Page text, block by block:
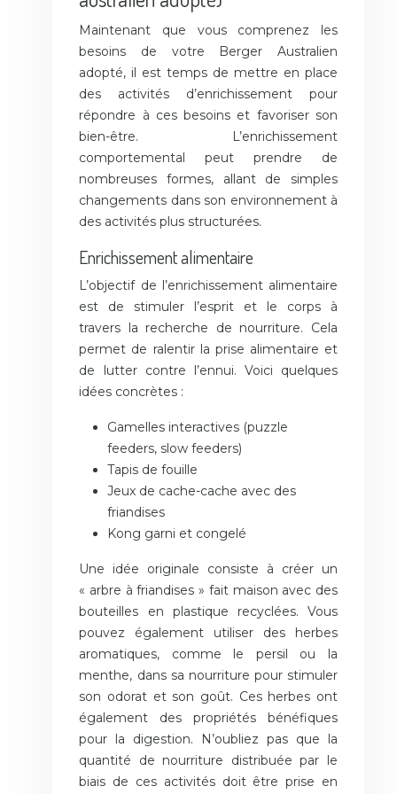
Maintenant que vous comprenez les
besoins de votre Berger Australien
adopté, il est temps de mettre en place
des activités d’enrichissement pour
répondre à ces besoins et favoriser son
bien-être. L’enrichissement
comportemental peut prendre de
nombreuses formes, allant de simples
changements dans son environnement à
des activités plus structurées.
Enrichissement alimentaire
L’objectif de l’enrichissement alimentaire
est de stimuler l’esprit et le corps à
travers la recherche de nourriture. Cela
permet de ralentir la prise alimentaire et
de lutter contre l’ennui. Voici quelques
idées concrètes :
Gamelles interactives (puzzle
feeders, slow feeders)
Tapis de fouille
Jeux de cache-cache avec des
friandises
Kong garni et congelé
Une idée originale consiste à créer un
« arbre à friandises » fait maison avec des
bouteilles en plastique recyclées. Vous
pouvez également utiliser des herbes
aromatiques, comme le persil ou la
menthe, dans sa nourriture pour stimuler
son odorat et son goût. Ces herbes ont
également des propriétés bénéfiques
pour la digestion. N’oubliez pas que la
quantité de nourriture distribuée par le
biais de ces activités doit être prise en